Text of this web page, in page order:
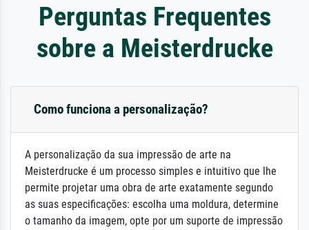
Perguntas Frequentes
sobre a Meisterdrucke
Como funciona a personalização?
A personalização da sua impressão de arte na
Meisterdrucke é um processo simples e intuitivo que lhe
permite projetar uma obra de arte exatamente segundo
as suas especificações: escolha uma moldura, determine
o tamanho da imagem, opte por um suporte de impressão